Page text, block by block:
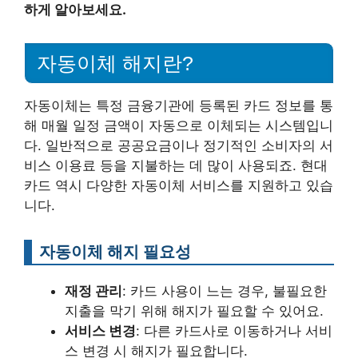
하게 알아보세요.
자동이체 해지란?
자동이체는 특정 금융기관에 등록된 카드 정보를 통
해 매월 일정 금액이 자동으로 이체되는 시스템입니
다. 일반적으로 공공요금이나 정기적인 소비자의 서
비스 이용료 등을 지불하는 데 많이 사용되죠. 현대
카드 역시 다양한 자동이체 서비스를 지원하고 있습
니다.
자동이체 해지 필요성
재정 관리 : 카드 사용이 느는 경우, 불필요한
지출을 막기 위해 해지가 필요할 수 있어요.
서비스 변경: 다른 카드사로 이동하거나 서비
스 변경 시 해지가 필요합니다.